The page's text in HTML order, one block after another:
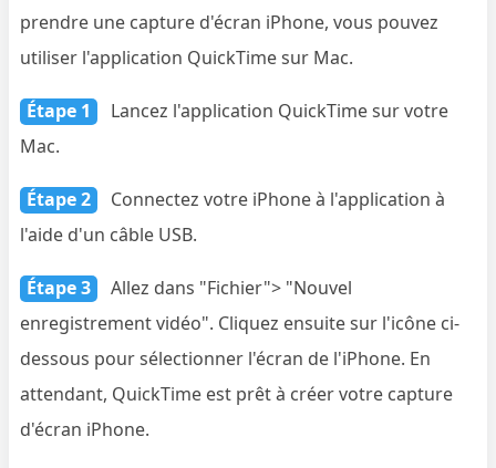
prendre une capture d'écran iPhone, vous pouvez
utiliser l'application QuickTime sur Mac.
Étape 1
Lancez l'application QuickTime sur votre
Mac.
Étape 2
Connectez votre iPhone à l'application à
l'aide d'un câble USB.
Étape 3
Allez dans "Fichier"> "Nouvel
enregistrement vidéo". Cliquez ensuite sur l'icône ci-
dessous pour sélectionner l'écran de l'iPhone. En
attendant, QuickTime est prêt à créer votre capture
d'écran iPhone.